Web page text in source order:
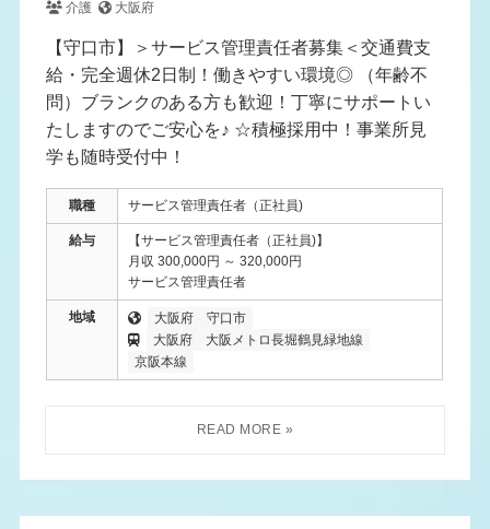
介護 大阪府
【守口市】＞サービス管理責任者募集＜交通費支
給・完全週休2日制！働きやすい環境◎ （年齢不
問）ブランクのある方も歓迎！丁寧にサポートい
たしますのでご安心を♪ ☆積極採用中！事業所見
学も随時受付中！
職種 サービス管理責任者（正社員)
給与
【サービス管理責任者（正社員)】
月収 300,000円 ～ 320,000円
サービス管理責任者
地域 大阪府
守口市
大阪府
大阪メトロ長堀鶴見緑地線
京阪本線